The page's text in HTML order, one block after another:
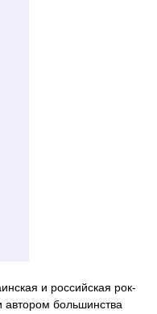
и российская рок-
автором большинства